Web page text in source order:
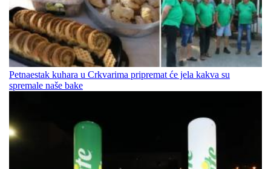
Petnaestak kuhara u Crkvarima pripremat će jela kakva su
spremale naše bake